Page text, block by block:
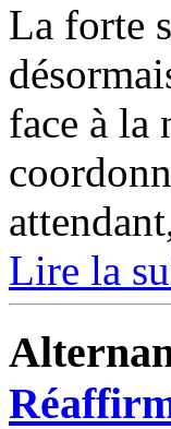
La forte
face à la
Lire la